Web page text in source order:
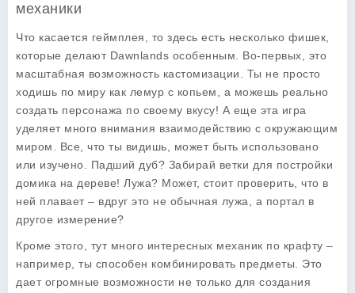
механики
Что касается геймплея, то здесь есть несколько фишек,
которые делают Dawnlands особенным. Во-первых, это
масштабная возможность кастомизации. Ты не просто
ходишь по миру как лемур с копьем, а можешь реально
создать персонажа по своему вкусу! А еще эта игра
уделяет много внимания взаимодействию с окружающим
миром. Все, что ты видишь, может быть использовано
или изучено. Падший дуб? Забирай ветки для постройки
домика на дереве! Лужа? Может, стоит проверить, что в
ней плавает – вдруг это не обычная лужа, а портал в
другое измерение?
Кроме этого, тут много интересных механик по крафту –
например, ты способен комбинировать предметы. Это
дает огромные возможности не только для создания